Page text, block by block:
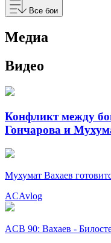
Все бои
Медиа
Видео
Конфликт между
Гончарова и
Мухумат Вахаев
ACAvlog
ACB 90: Вахаев -